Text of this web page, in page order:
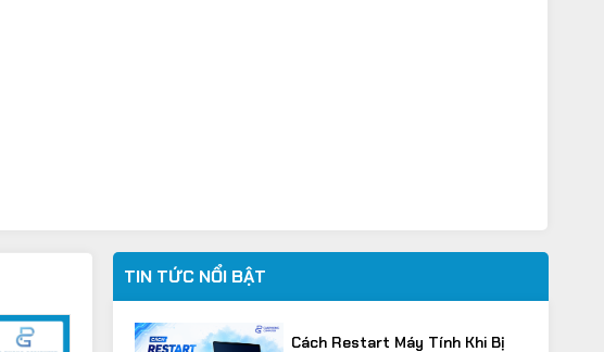
TIN TỨC NỔI BẬT
Cách Restart Máy Tính Khi Bị